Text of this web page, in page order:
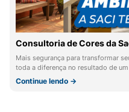
Consultoria de Cores da
Mais segurança para transformar
toda a diferença no resultado de
Continue lendo →